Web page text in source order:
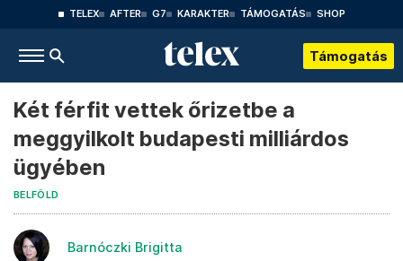
TELEX AFTER G7 KARAKTER TÁMOGATÁS SHOP
Támogatás
Két férfit vettek őrizetbe a
meggyilkolt budapesti milliárdos
ügyében
BELFÖLD
Barnóczki Brigitta